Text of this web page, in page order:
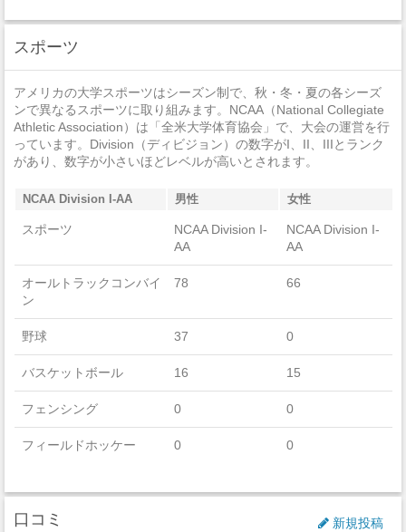
自動車盗難 0
放火 0
スポーツ
アメリカの大学スポーツはシーズン制で、秋・冬・夏の各シーズ
ンで異なるスポーツに取り組みます。NCAA（National Collegiate
Athletic Association）は「全米大学体育協会」で、大会の運営を行
っています。Division（ディビジョン）の数字がI、II、IIIとランク
があり、数字が小さいほどレベルが高いとされます。
NCAA Division I-AA 男性 女性
スポーツ
NCAA Division I-
AA
NCAA Division I-
AA
オールトラックコンバイ
ン
78 66
野球 37 0
バスケットボール 16 15
フェンシング 0 0
フィールドホッケー 0 0
ゴルフ
口コミ 新規投稿